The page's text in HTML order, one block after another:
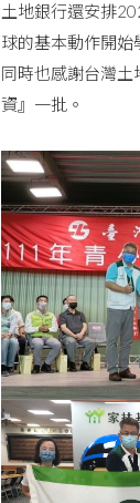
土地銀行還安排
球的基本動作開始
同時也感謝台灣
資』一批。